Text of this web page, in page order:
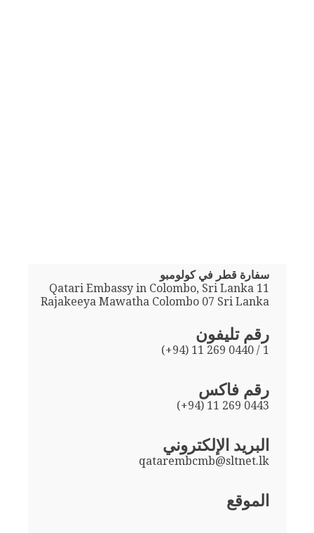
سفارة قطر في كولومبو
Qatari Embassy in Colombo, Sri Lanka 11
Rajakeeya Mawatha Colombo 07 Sri Lanka
رقم تليفون
(+94) 11 269 0440 / 1
رقم فاكس
(+94) 11 269 0443
البريد الإلكتروني
qatarembcmb@sltnet.lk
الموقع